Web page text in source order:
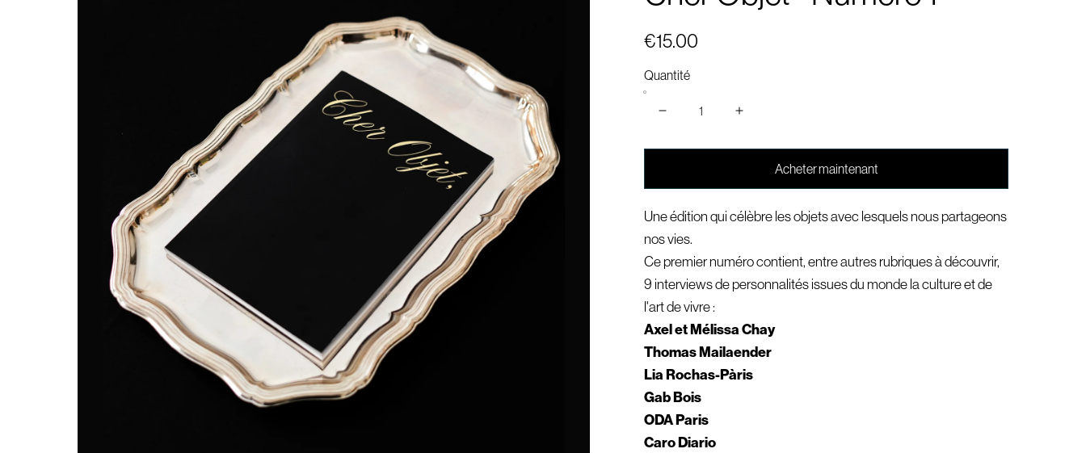
€15.00
Quantité
Acheter maintenant
Une édition qui célèbre les objets avec lesquels nous partageons
nos vies.
Ce premier numéro contient, entre autres rubriques à découvrir,
9 interviews de personnalités issues du monde la culture et de
l'art de vivre :
Axel et Mélissa Chay
Thomas Mailaender
Lia Rochas-Pàris
Gab Bois
ODA Paris
Caro Diario